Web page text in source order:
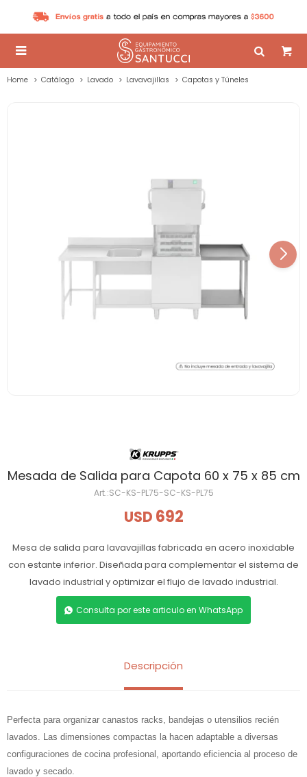

Home Catálogo Lavado Lavavajillas Capotas y Túneles
Mesada de Salida para Capota 60 x 75 x 85 cm
SC-KS-PL75-SC-KS-PL75
USD 692
Mesa de salida para lavavajillas fabricada en acero inoxidable
con estante inferior. Diseñada para complementar el sistema de
lavado industrial y optimizar el flujo de lavado industrial.
Consulta por este articulo en WhatsApp
Descripción
Perfecta para organizar canastos racks, bandejas o utensilios recién
lavados. Las dimensiones compactas la hacen adaptable a diversas
configuraciones de cocina profesional, aportando eficiencia al proceso de
lavado y secado.